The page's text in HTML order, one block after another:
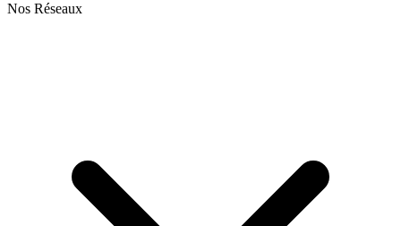
Nos Réseaux